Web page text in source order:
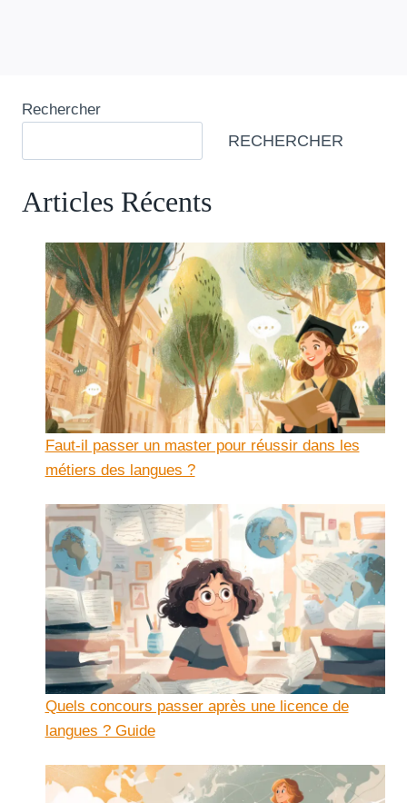
Rechercher
RECHERCHER
Articles Récents
Faut-il passer un master pour réussir dans les
métiers des langues ?
Quels concours passer après une licence de
langues ? Guide